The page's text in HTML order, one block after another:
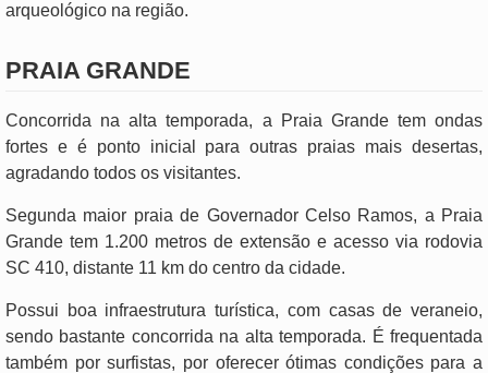
arqueológico na região.
PRAIA GRANDE
Concorrida na alta temporada, a Praia Grande tem ondas
fortes e é ponto inicial para outras praias mais desertas,
agradando todos os visitantes.
Segunda maior praia de Governador Celso Ramos, a Praia
Grande tem 1.200 metros de extensão e acesso via rodovia
SC 410, distante 11 km do centro da cidade.
Possui boa infraestrutura turística, com casas de veraneio,
sendo bastante concorrida na alta temporada. É frequentada
também por surfistas, por oferecer ótimas condições para a